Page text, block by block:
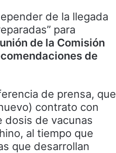
de la llegada
para
de la Comisión
de
de prensa, que
contrato con
dosis de vacunas
al tiempo que
que desarrollan